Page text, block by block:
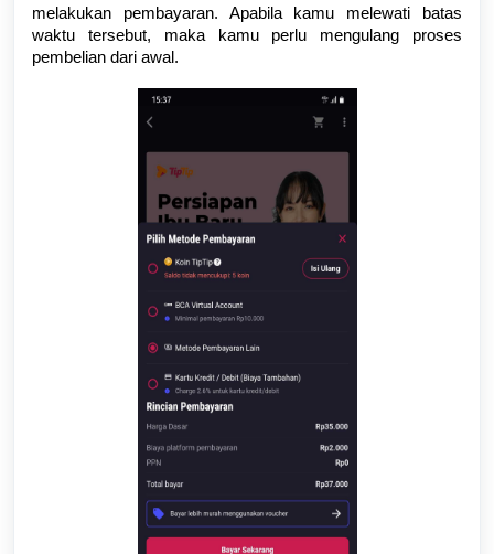
melakukan pembayaran. Apabila kamu melewati batas
waktu tersebut, maka kamu perlu mengulang proses
pembelian dari awal.